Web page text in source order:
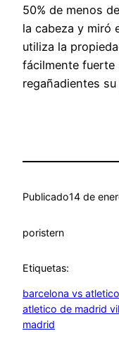
50% de menos
la cabeza y miró
utiliza la
fácilmente fuerte
regañadientes su
Publicado14 de
poristern
Etiquetas:
barcelona vs
atletico de madrid
madrid